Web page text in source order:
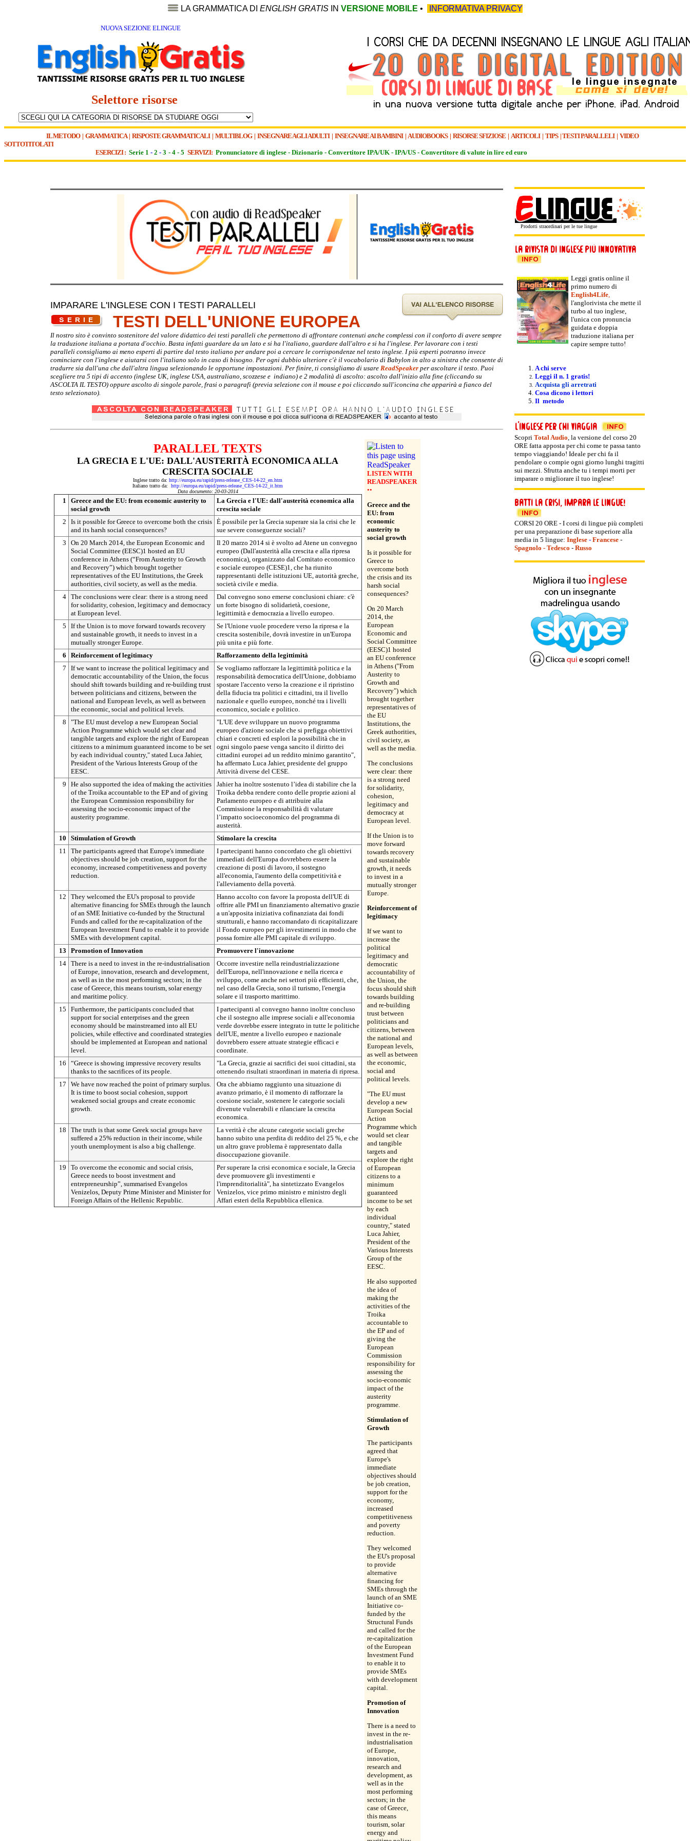
LA GRAMMATICA DI ENGLISH GRATIS IN VERSIONE MOBILE • INFORMATIVA PRIVACY
NUOVA SEZIONE ELINGUE
Selettore risorse
IL METODO| GRAMMATICA| RISPOSTE GRAMMATICALI| MULTIBLOG| INSEGNARE AGLI ADULTI | INSEGNARE AI BAMBINI| AUDIOBOOKS| RISORSE SFIZIOSE | ARTICOLI| TIPS|TESTI PARALLELI| VIDEO
SOTTOTITOLATI
ESERCIZI : Serie 1 - 2 - 3 - 4 - 5 SERVIZI: Pronunciatore di inglese - Dizionario - Convertitore IPA/UK - IPA/US - Convertitore di valute in lire ed euro
IMPARARE L'INGLESE CON I TESTI PARALLELI
TESTI DELL'UNIONE EUROPEA
Il nostro sito è convinto sostenitore del valore didattico dei testi paralleli che permettono di affrontare contenuti anche complessi con il conforto di avere sempre
la traduzione italiana a portata d'occhio. Basta infatti guardare da un lato e si ha l'italiano, guardare dall'altro e si ha l'inglese. Per lavorare con i testi
paralleli consigliamo ai meno esperti di partire dal testo italiano per andare poi a cercare le corrispondenze nel testo inglese. I più esperti potranno invece
cominciare con l'inglese e aiutarsi con l'italiano solo in caso di bisogno. Per ogni dubbio ulteriore c'è il vocabolario di Babylon in alto a sinistra che consente di
tradurre sia dall'una che dall'altra lingua selezionando le opportune impostazioni. Per finire, ti consigliamo di usare ReadSpeakerper ascoltare il testo. Puoi
scegliere tra 5 tipi di accento (inglese UK, inglese USA, australiano, scozzese e indiano) e 2 modalità di ascolto: ascolto dall'inizio alla fine (cliccando su
ASCOLTA IL TESTO) oppure ascolto di singole parole, frasi o paragrafi (previa selezione con il mouse e poi cliccando sull'iconcina che apparirà a fianco del
testo selezionato).
PARALLEL TEXTS
LA GRECIA E L'UE: DALL'AUSTERITÀ ECONOMICA ALLA
CRESCITA SOCIALE
Inglese tratto da: http://europa.eu/rapid/press-release_CES-14-22_en.htm
Italiano tratto da: http://europa.eu/rapid/press-release_CES-14-22_it.htm
Data documento: 20-03-2014
1
Greece and the EU: from economic austerity to
social growth
La Grecia e l'UE: dall'austerità economica alla
crescita sociale
2
Is it possible for Greece to overcome both the crisis
and its harsh social consequences?
È possibile per la Grecia superare sia la crisi che le
sue severe conseguenze sociali?
3
On 20 March 2014, the European Economic and
Social Committee (EESC)1 hosted an EU
conference in Athens (“From Austerity to Growth
and Recovery”) which brought together
representatives of the EU Institutions, the Greek
authorities, civil society, as well as the media.
Il 20 marzo 2014 si è svolto ad Atene un convegno
europeo (Dall'austerità alla crescita e alla ripresa
economica), organizzato dal Comitato economico
e sociale europeo (CESE)1, che ha riunito
rappresentanti delle istituzioni UE, autorità greche,
società civile e media.
4
The conclusions were clear: there is a strong need
for solidarity, cohesion, legitimacy and democracy
at European level.
Dal convegno sono emerse conclusioni chiare: c'è
un forte bisogno di solidarietà, coesione,
legittimità e democrazia a livello europeo.
5
If the Union is to move forward towards recovery
and sustainable growth, it needs to invest in a
mutually stronger Europe.
Se l'Unione vuole procedere verso la ripresa e la
crescita sostenibile, dovrà investire in un'Europa
più unita e più forte.
6
Reinforcement of legitimacy
Rafforzamento della legittimità
7
If we want to increase the political legitimacy and
democratic accountability of the Union, the focus
should shift towards building and re-building trust
between politicians and citizens, between the
national and European levels, as well as between
the economic, social and political levels.
Se vogliamo rafforzare la legittimità politica e la
responsabilità democratica dell'Unione, dobbiamo
spostare l'accento verso la creazione e il ripristino
della fiducia tra politici e cittadini, tra il livello
nazionale e quello europeo, nonché tra i livelli
economico, sociale e politico.
8
"The EU must develop a new European Social
Action Programme which would set clear and
tangible targets and explore the right of European
citizens to a minimum guaranteed income to be set
by each individual country," stated Luca Jahier,
President of the Various Interests Group of the
EESC.
"L'UE deve sviluppare un nuovo programma
europeo d'azione sociale che si prefigga obiettivi
chiari e concreti ed esplori la possibilità che in
ogni singolo paese venga sancito il diritto dei
cittadini europei ad un reddito minimo garantito",
ha affermato Luca Jahier, presidente del gruppo
Attività diverse del CESE.
9
He also supported the idea of making the activities
of the Troika accountable to the EP and of giving
the European Commission responsibility for
assessing the socio-economic impact of the
austerity programme.
Jahier ha inoltre sostenuto l’idea di stabilire che la
Troika debba rendere conto delle proprie azioni al
Parlamento europeo e di attribuire alla
Commissione la responsabilità di valutare
l’impatto socioeconomico del programma di
austerità.
10
Stimulation of Growth
Stimolare la crescita
11
The participants agreed that Europe's immediate
objectives should be job creation, support for the
economy, increased competitiveness and poverty
reduction.
I partecipanti hanno concordato che gli obiettivi
immediati dell'Europa dovrebbero essere la
creazione di posti di lavoro, il sostegno
all'economia, l'aumento della competitività e
l'alleviamento della povertà.
12
They welcomed the EU's proposal to provide
alternative financing for SMEs through the launch
of an SME Initiative co-funded by the Structural
Funds and called for the re-capitalization of the
European Investment Fund to enable it to provide
SMEs with development capital.
Hanno accolto con favore la proposta dell'UE di
offrire alle PMI un finanziamento alternativo grazie
a un'apposita iniziativa cofinanziata dai fondi
strutturali, e hanno raccomandato di ricapitalizzare
il Fondo europeo per gli investimenti in modo che
possa fornire alle PMI capitale di sviluppo.
13
Promotion of Innovation
Promuovere l'innovazione
14
There is a need to invest in the re-industrialisation
of Europe, innovation, research and development,
as well as in the most performing sectors; in the
case of Greece, this means tourism, solar energy
and maritime policy.
Occorre investire nella reindustrializzazione
dell'Europa, nell'innovazione e nella ricerca e
sviluppo, come anche nei settori più efficienti, che,
nel caso della Grecia, sono il turismo, l'energia
solare e il trasporto marittimo.
15
Furthermore, the participants concluded that
support for social enterprises and the green
economy should be mainstreamed into all EU
policies, while effective and coordinated strategies
should be implemented at European and national
level.
I partecipanti al convegno hanno inoltre concluso
che il sostegno alle imprese sociali e all'economia
verde dovrebbe essere integrato in tutte le politiche
dell'UE, mentre a livello europeo e nazionale
dovrebbero essere attuate strategie efficaci e
coordinate.
16
“Greece is showing impressive recovery results
thanks to the sacrifices of its people.
"La Grecia, grazie ai sacrifici dei suoi cittadini, sta
ottenendo risultati straordinari in materia di ripresa.
17
We have now reached the point of primary surplus.
It is time to boost social cohesion, support
weakened social groups and create economic
growth.
Ora che abbiamo raggiunto una situazione di
avanzo primario, è il momento di rafforzare la
coesione sociale, sostenere le categorie sociali
divenute vulnerabili e rilanciare la crescita
economica.
18
The truth is that some Greek social groups have
suffered a 25% reduction in their income, while
youth unemployment is also a big challenge.
La verità è che alcune categorie sociali greche
hanno subito una perdita di reddito del 25 %, e che
un altro grave problema è rappresentato dalla
disoccupazione giovanile.
19
To overcome the economic and social crisis,
Greece needs to boost investment and
entrepreneurship”, summarised Evangelos
Venizelos, Deputy Prime Minister and Minister for
Foreign Affairs of the Hellenic Republic.
Per superare la crisi economica e sociale, la Grecia
deve promuovere gli investimenti e
l'imprenditorialità", ha sintetizzato Evangelos
Venizelos, vice primo ministro e ministro degli
Affari esteri della Repubblica ellenica.
LISTEN WITH
READSPEAKER
••
Greece and the
EU: from
economic
austerity to
social growth
Is it possible for
Greece to
overcome both
the crisis and its
harsh social
consequences?
On 20 March
2014, the
European
Economic and
Social Committee
(EESC)1 hosted
an EU conference
in Athens ("From
Austerity to
Growth and
Recovery") which
brought together
representatives of
the EU
Institutions, the
Greek authorities,
civil society, as
well as the media.
The conclusions
were clear: there
is a strong need
for solidarity,
cohesion,
legitimacy and
democracy at
European level.
If the Union is to
move forward
towards recovery
and sustainable
growth, it needs
to invest in a
mutually stronger
Europe.
Reinforcement of
legitimacy
If we want to
increase the
political
legitimacy and
democratic
accountability of
the Union, the
focus should shift
towards building
and re-building
trust between
politicians and
citizens, between
the national and
European levels,
as well as between
the economic,
social and
political levels.
"The EU must
develop a new
European Social
Action
Programme which
would set clear
and tangible
targets and
explore the right
of European
citizens to a
minimum
guaranteed
income to be set
by each
individual
country," stated
Luca Jahier,
President of the
Various Interests
Group of the
EESC.
He also supported
the idea of
making the
activities of the
Troika
accountable to
the EP and of
giving the
European
Commission
responsibility for
assessing the
socio-economic
impact of the
austerity
programme.
Stimulation of
Growth
The participants
agreed that
Europe's
immediate
objectives should
be job creation,
support for the
economy,
increased
competitiveness
and poverty
reduction.
They welcomed
the EU's proposal
to provide
alternative
financing for
SMEs through the
launch of an SME
Initiative co-
funded by the
Structural Funds
and called for the
re-capitalization
of the European
Investment Fund
to enable it to
provide SMEs
with development
capital.
Promotion of
Innovation
There is a need to
invest in the re-
industrialisation
of Europe,
innovation,
research and
development, as
well as in the
most performing
sectors; in the
case of Greece,
this means
tourism, solar
energy and
Prodotti straordinari per le tue lingue
Leggi gratis online il
primo numero di
English4Life,
l'anglorivista che mette il
turbo al tuo inglese,
l'unica con pronuncia
guidata e doppia
traduzione italiana per
capire sempre tutto!
A chi serve
Leggi il n. 1 gratis!
Acquista gli arretrati
Cosa dicono i lettori
Il metodo
Scopri Total Audio , la versione del corso 20
ORE fatta apposta per chi come te passa tanto
tempo viaggiando! Ideale per chi fa il
pendolare o compie ogni giorno lunghi tragitti
sui mezzi. Sfrutta anche tu i tempi morti per
imparare o migliorare il tuo inglese!
CORSI 20 ORE - I corsi di lingue più completi
per una preparazione di base superiore alla
media in 5 lingue: Inglese- Francese-
Spagnolo - Tedesco - Russo